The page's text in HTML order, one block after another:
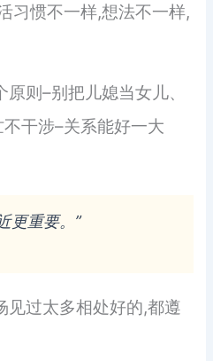
习惯不一样,想法不一样,
则–别把儿媳当女儿、
干涉–关系能好一大
更重要。”
见过太多相处好的,都遵